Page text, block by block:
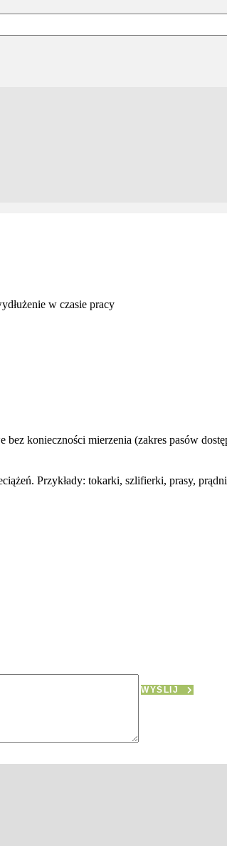
w czasie pracy
konieczności mierzenia (zakres pasów
Przykłady: tokarki, szlifierki, prasy,
WYŚLIJ